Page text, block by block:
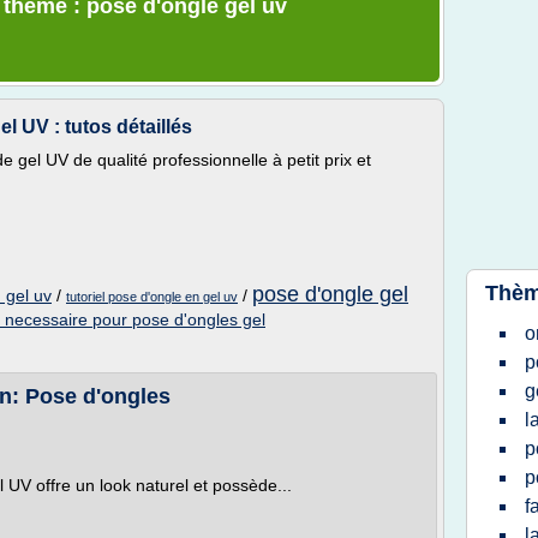
: pose d'ongle gel uv
UV : tutos détaillés
gel UV de qualité professionnelle à petit prix et
gel uv / tutoriel pose d'ongle en gel uv / pose d'ongle gel
necessaire pour pose d'ongles gel
Pose d'ongles
offre un look naturel et possède...